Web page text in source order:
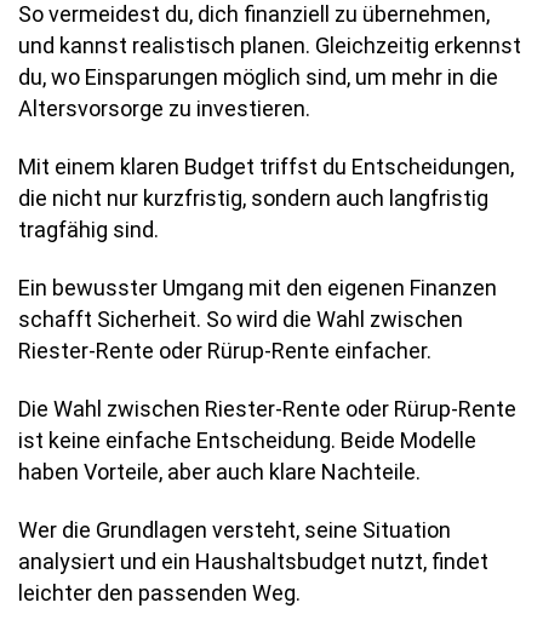
So vermeidest du, dich finanziell zu übernehmen,
und kannst realistisch planen. Gleichzeitig erkennst
du, wo Einsparungen möglich sind, um mehr in die
Altersvorsorge zu investieren.
Mit einem klaren Budget triffst du Entscheidungen,
die nicht nur kurzfristig, sondern auch langfristig
tragfähig sind.
Ein bewusster Umgang mit den eigenen Finanzen
schafft Sicherheit. So wird die Wahl zwischen
Riester-Rente oder Rürup-Rente einfacher.
Die Wahl zwischen Riester-Rente oder Rürup-Rente
ist keine einfache Entscheidung. Beide Modelle
haben Vorteile, aber auch klare Nachteile.
Wer die Grundlagen versteht, seine Situation
analysiert und ein Haushaltsbudget nutzt, findet
leichter den passenden Weg.